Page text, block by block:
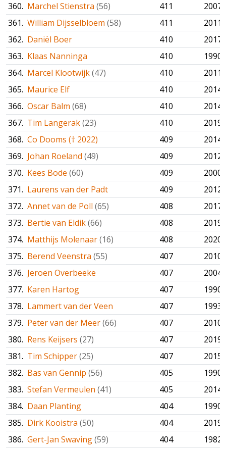
360. Marchel Stienstra (56) 411
2007
361. William Dijsselbloem (58) 411
2011
362. Daniël Boer 410
2017
363. Klaas Nanninga 410
1990
364. Marcel Klootwijk(47) 410
2011
365. Maurice Elf 410
2014
366. Oscar Balm (68) 410
2014
367. Tim Langerak(23) 410
2019
368. Co Dooms († 2022) 409
2014
369. Johan Roeland (49) 409
2012
370. Kees Bode (60) 409
2000
371. Laurens van der Padt 409
2012
372. Annet van de Poll (65) 408
2017
373. Bertie van Eldik(66) 408
2019
374. Matthijs Molenaar(16) 408
2020
375. Berend Veenstra (55) 407
2010
376. Jeroen Overbeeke 407
2004
377. Karen Hartog 407
1990
378. Lammert van der Veen 407
1993
379. Peter van der Meer(66) 407
2010
380. Rens Keijsers (27) 407
2019
381. Tim Schipper(25) 407
2015
382. Bas van Gennip (56) 405
1990
383. Stefan Vermeulen (41) 405
2014
384. Daan Planting 404
1990
385. Dirk Kooistra (50) 404
2019
386. Gert-Jan Swaving(59) 404
1982